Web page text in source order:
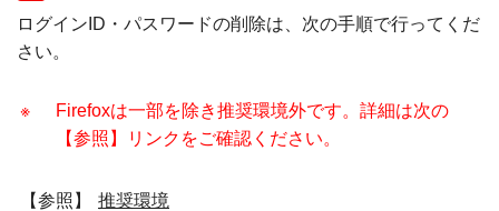
ログインID・パスワードの削除は、次の手順で行ってくだ
さい。
※
Firefoxは一部を除き推奨環境外です。詳細は次の
【参照】リンクをご確認ください。
【参照】
推奨環境